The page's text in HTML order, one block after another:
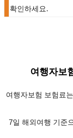
확인하세요.
여행자보
여행자보험 보험료는
7일 해외여행 기준